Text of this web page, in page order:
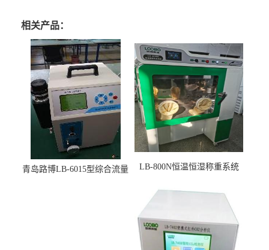
相关产品：
青岛路博LB-6015型综合流量
LB-800N恒温恒湿称重系统